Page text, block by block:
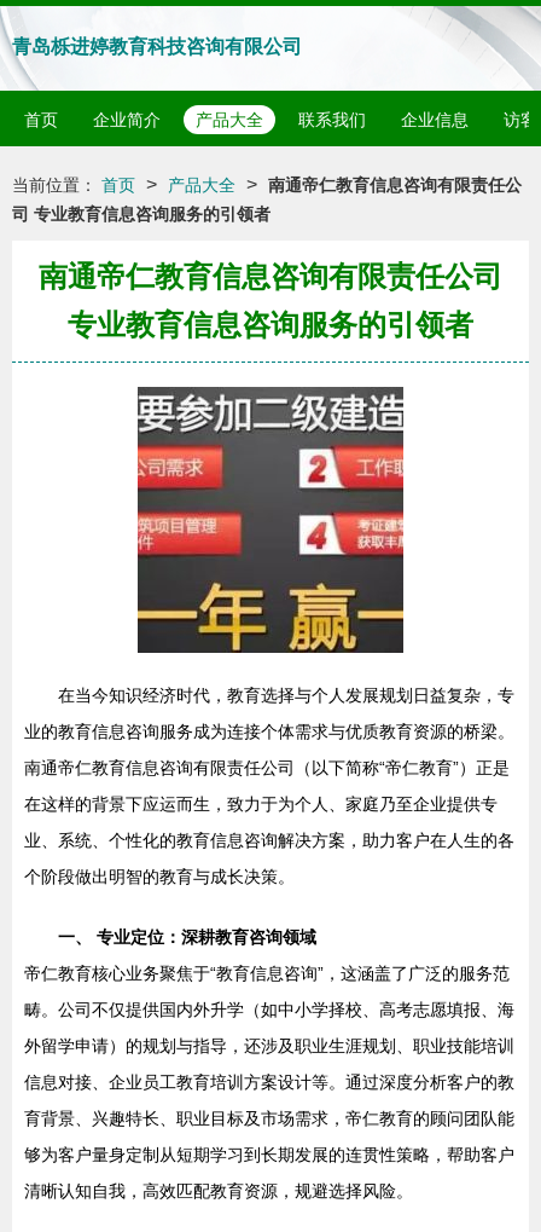
青岛栎进婷教育科技咨询有限公司
首页 企业简介 产品大全 联系我们 企业信息 访客
当前位置： 首页 > 产品大全 > 南通帝仁教育信息咨询有限责任公
司 专业教育信息咨询服务的引领者
南通帝仁教育信息咨询有限责任公司
专业教育信息咨询服务的引领者
在当今知识经济时代，教育选择与个人发展规划日益复杂，专
业的教育信息咨询服务成为连接个体需求与优质教育资源的桥梁。
南通帝仁教育信息咨询有限责任公司（以下简称“帝仁教育”）正是
在这样的背景下应运而生，致力于为个人、家庭乃至企业提供专
业、系统、个性化的教育信息咨询解决方案，助力客户在人生的各
个阶段做出明智的教育与成长决策。
一、 专业定位：深耕教育咨询领域
帝仁教育核心业务聚焦于“教育信息咨询”，这涵盖了广泛的服务范
畴。公司不仅提供国内外升学（如中小学择校、高考志愿填报、海
外留学申请）的规划与指导，还涉及职业生涯规划、职业技能培训
信息对接、企业员工教育培训方案设计等。通过深度分析客户的教
育背景、兴趣特长、职业目标及市场需求，帝仁教育的顾问团队能
够为客户量身定制从短期学习到长期发展的连贯性策略，帮助客户
清晰认知自我，高效匹配教育资源，规避选择风险。